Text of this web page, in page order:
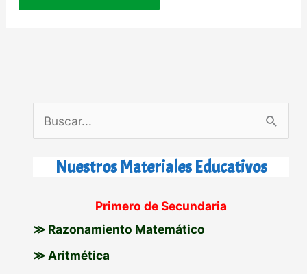
u
r
p
Nuestros Materiales Educativos
Primero de Secundaria
≫ Razonamiento Matemático
≫ Aritmética